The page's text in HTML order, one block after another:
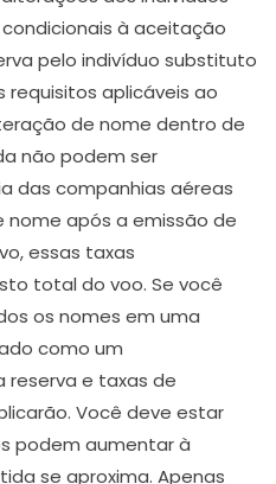
à aceitação
pelo indivíduo substituto
aplicáveis ao
de nome dentro de
não podem ser
das companhias aéreas
após a emissão de
essas taxas
total do voo. Se você
os nomes em uma
como um
reserva e taxas de
Você deve estar
podem aumentar à
se aproxima. Apenas